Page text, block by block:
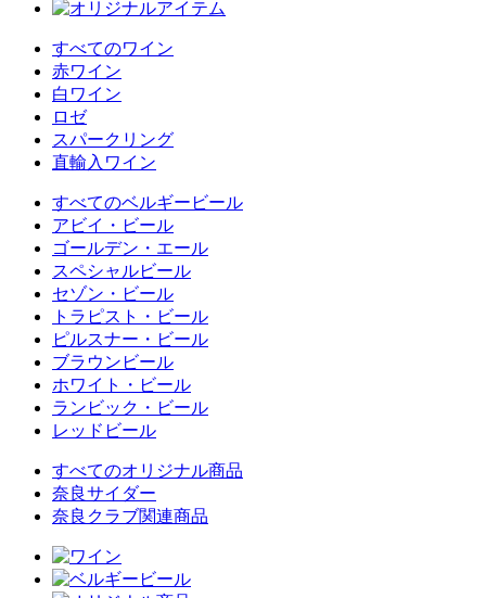
すべてのワイン
赤ワイン
白ワイン
ロゼ
スパークリング
直輸入ワイン
すべてのベルギービール
アビイ・ビール
ゴールデン・エール
スペシャルビール
セゾン・ビール
トラピスト・ビール
ピルスナー・ビール
ブラウンビール
ホワイト・ビール
ランビック・ビール
レッドビール
すべてのオリジナル商品
奈良サイダー
奈良クラブ関連商品